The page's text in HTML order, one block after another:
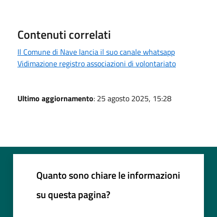
Contenuti correlati
Il Comune di Nave lancia il suo canale whatsapp
Vidimazione registro associazioni di volontariato
Ultimo aggiornamento: 25 agosto 2025, 15:28
Quanto sono chiare le informazioni
su questa pagina?